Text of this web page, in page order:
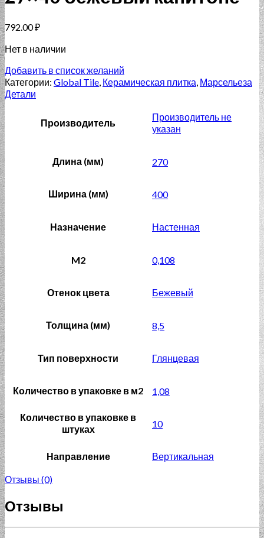
792.00₽
Нет в наличии
Добавить в список желаний
Категории: Global Tile, Керамическая плитка, Марсельеза
Детали
Производитель
Производитель не
указан
Длина (мм) 270
Ширина (мм) 400
Назначение Настенная
M2 0,108
Отенок цвета Бежевый
Толщина (мм) 8,5
Тип поверхности Глянцевая
Количество в упаковке в м2 1,08
Количество в упаковке в
штуках
10
Направление Вертикальная
Отзывы (0)
Отзывы